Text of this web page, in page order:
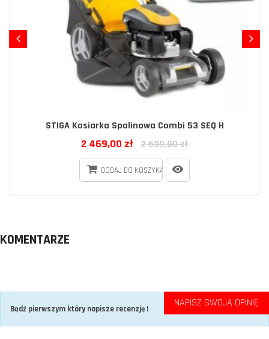
STIGA Kosiarka Spalinowa Combi 53 SEQ H
2 469,00 zł 2 699,00 zł
DODAJ DO KOSZYKA
KOMENTARZE
NAPISZ SWOJĄ OPINIĘ
Bądź pierwszym który napisze recenzję !